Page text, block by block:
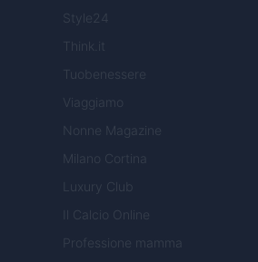
Style24
Think.it
Tuobenessere
Viaggiamo
Nonne Magazine
Milano Cortina
Luxury Club
Il Calcio Online
Professione mamma